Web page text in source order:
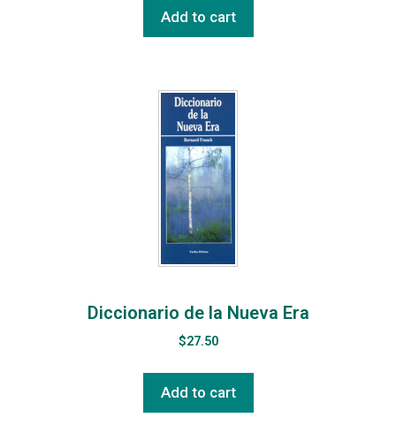
Add to cart
Diccionario de la Nueva Era
$27.50
Add to cart